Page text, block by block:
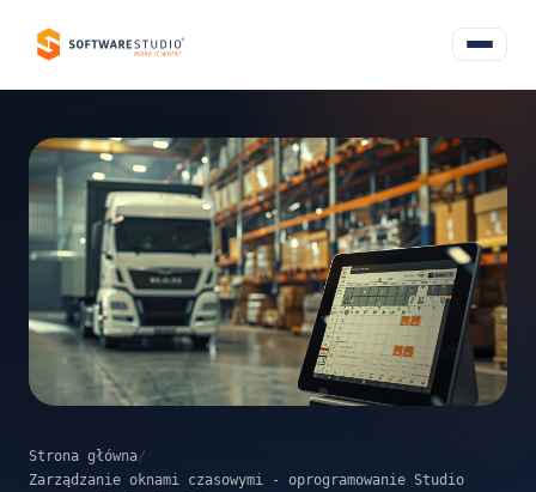
Strona główna/
Zarządzanie oknami czasowymi - oprogramowanie Studio